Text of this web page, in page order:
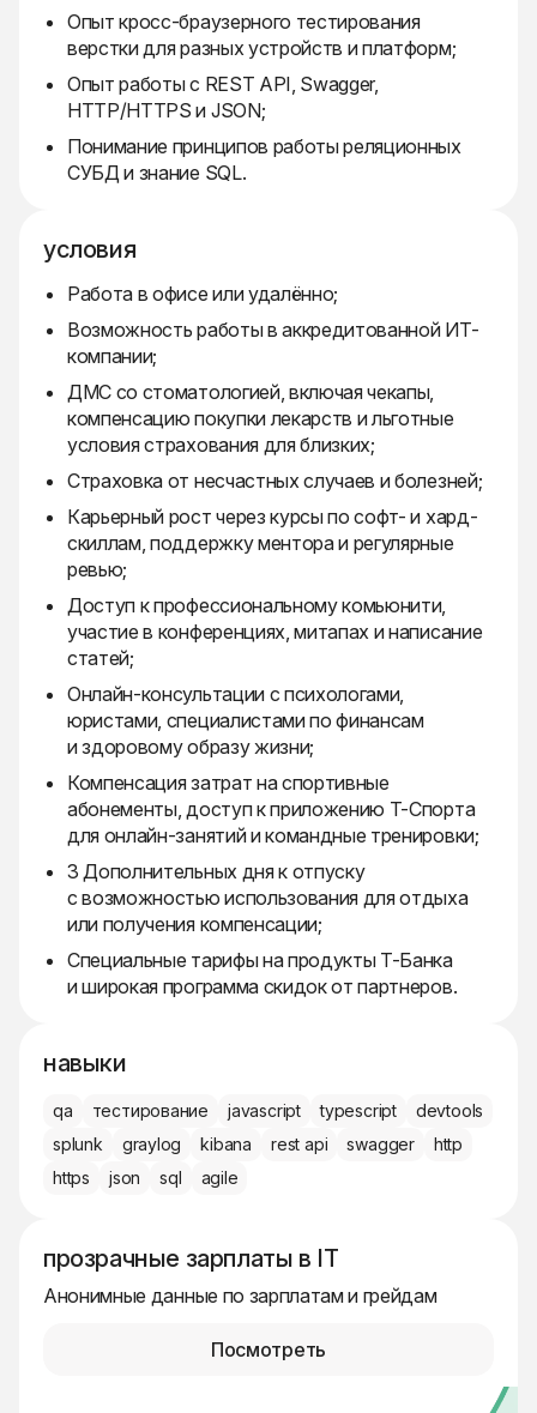
Опыт кросс-браузерного тестирования
верстки для разных устройств и платформ;
Опыт работы с REST API, Swagger,
HTTP/HTTPS и JSON;
Понимание принципов работы реляционных
СУБД и знание SQL.
условия
Работа в офисе или удалённо;
Возможность работы в аккредитованной ИТ-
компании;
ДМС со стоматологией, включая чекапы,
компенсацию покупки лекарств и льготные
условия страхования для близких;
Страховка от несчастных случаев и болезней;
Карьерный рост через курсы по софт- и хард-
скиллам, поддержку ментора и регулярные
ревью;
Доступ к профессиональному комьюнити,
участие в конференциях, митапах и написание
статей;
Онлайн-консультации с психологами,
юристами, специалистами по финансам
и здоровому образу жизни;
Компенсация затрат на спортивные
абонементы, доступ к приложению Т-Спорта
для онлайн-занятий и командные тренировки;
3 Дополнительных дня к отпуску
с возможностью использования для отдыха
или получения компенсации;
Специальные тарифы на продукты Т-Банка
и широкая программа скидок от партнеров.
навыки
qa тестирование javascript typescript
devtools
splunk
graylog kibana rest api swagger
http
https
json sql agile
прозрачные зарплаты в IT
Анонимные данные по зарплатам и грейдам
Посмотреть